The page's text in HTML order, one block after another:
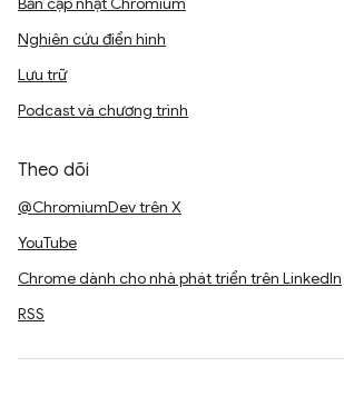
Nghiên cứu điển hình
Lưu trữ
Podcast và chương trình
Theo dõi
@ChromiumDev trên X
YouTube
Chrome dành cho nhà phát triển trên LinkedIn
RSS